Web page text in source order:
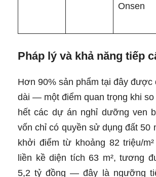
Onsen
Pháp lý và khả năng tiếp
Hơn 90% sản phẩm tại đây được
dài — một điểm quan trọng khi
hết các dự án nghỉ dưỡng ven
vốn chỉ có quyền sử dụng đất 50
khởi điểm từ khoảng 82 triệu/
liền kề diện tích 63 m², tương
5,2 tỷ đồng — đây là ngưỡng